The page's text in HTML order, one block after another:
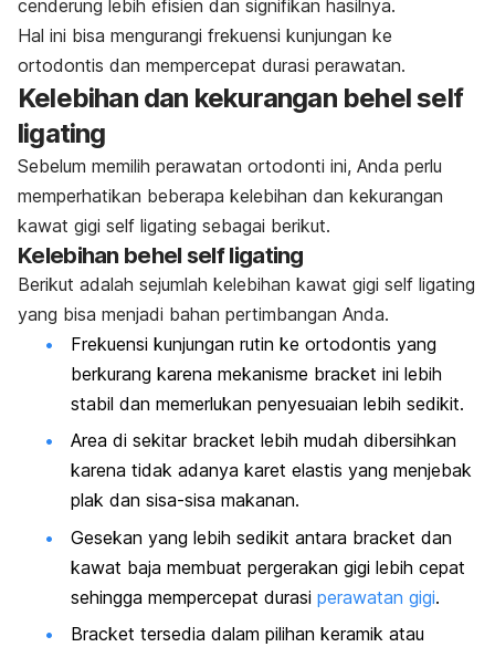
cenderung lebih efisien dan signifikan hasilnya.
Hal ini bisa mengurangi frekuensi kunjungan ke
ortodontis dan mempercepat durasi perawatan.
Kelebihan dan kekurangan behelself
ligating
Sebelum memilih perawatan ortodonti ini, Anda perlu
memperhatikan beberapa kelebihan dan kekurangan
kawat gigi self ligating sebagai berikut.
Kelebihan behel self ligating
Berikut adalah sejumlah kelebihan kawat gigi self ligating
yang bisa menjadi bahan pertimbangan Anda.
Frekuensi kunjungan rutin ke ortodontis yang
berkurang karena mekanisme bracket ini lebih
stabil dan memerlukan penyesuaian lebih sedikit.
Area di sekitar bracket lebih mudah dibersihkan
karena tidak adanya karet elastis yang menjebak
plak dan sisa-sisa makanan.
Gesekan yang lebih sedikit antara bracket dan
kawat baja membuat pergerakan gigi lebih cepat
sehingga mempercepat durasi perawatan gigi.
Bracket tersedia dalam pilihan keramik atau